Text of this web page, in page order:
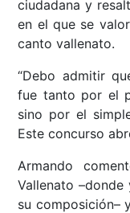
ciudadana y
en el que se
canto vallenato.
“Debo admitir
fue tanto por el
sino por el
Este concurso
Armando
Vallenato
su composición–